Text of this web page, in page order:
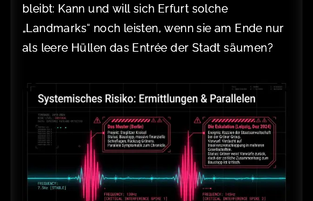
bleibt: Kann und will sich Erfurt solche
„Landmarks“ noch leisten, wenn sie am Ende nur
als leere Hüllen das Entrée der Stadt säumen?